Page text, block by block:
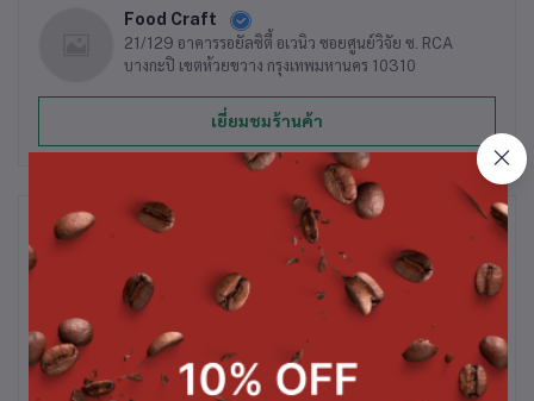
Food Craft
21/129 อาคารรอยัลซิตี้ อเวนิว ซอยศูนย์วิจัย ซ. RCA
บางกะปิ เขตห้วยขวาง กรุงเทพมหานคร 10310
เยี่ยมชมร้านค้า
รายละเอียดสินค้า
สเต็กไก่ราดซอสเกรวี่ / Chicken Steak and Gravy น้ำหนัก 180 กรัม/
แพ็ค